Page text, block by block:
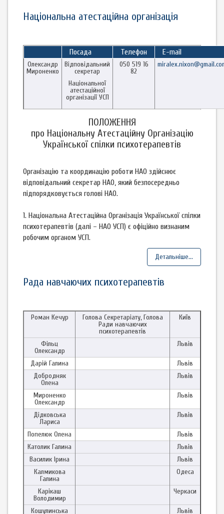
Національна атестаційна організація
Посада Телефон E-mail
Олександр
Мироненко
Відповідальний
секретар
Національної
атестаційної
організації УСП
050 519 16
82
ПОЛОЖЕННЯ
про Національну Атестаційну Організацію
Української спілки психотерапевтів
Організацію та координацію роботи НАО здійснює
відповідальний секретар НАО, який безпосередньо
підпорядковується голові НАО.
1. Національна Атестаційна Організація Української спілки
психотерапевтів (далі – НАО УСП) є офіційно визнаним
робочим органом УСП.
Детальніше...
Рада навчаючих психотерапевтів
Роман Кечур
Голова Секретаріату, Голова
Ради навчаючих
психотерапевтів
Київ
Фільц
Олександр
Львів
Дарій Галина
Львів
Добродняк
Олена
Львів
Мироненко
Олександр
Львів
Дідковська
Лариса
Львів
Попелюк Олена
Львів
Католик Галина
Львів
Василик Ірина
Львів
Калмикова
Галина
Одеса
Карікаш
Володимир
Черкаси
Кошулинська
Львів